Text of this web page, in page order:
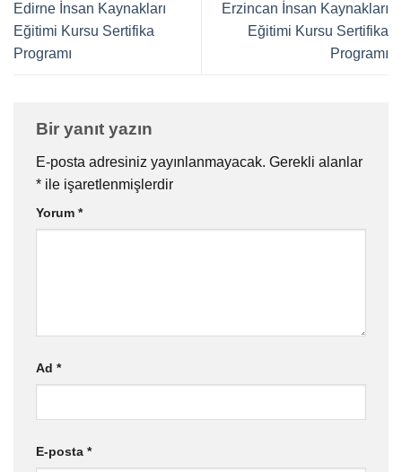
Edirne İnsan Kaynakları
Eğitimi Kursu Sertifika
Programı
Erzincan İnsan Kaynakları
Eğitimi Kursu Sertifika
Programı
Bir yanıt yazın
E-posta adresiniz yayınlanmayacak. Gerekli alanlar
* ile işaretlenmişlerdir
Yorum *
Ad *
E-posta *